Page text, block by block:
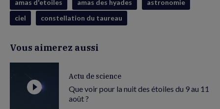
amas d'etoiles
amas des hyades
astronomie
ciel
constellation du taureau
Vous aimerez aussi
Actu de science
Que voir pour la nuit des étoiles du 9 au 11
août ?